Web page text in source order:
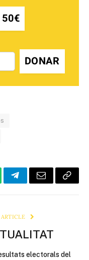
50€
DONAR
TelegramEmail Copy
electorals del